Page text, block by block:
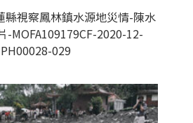
縣視察鳳林鎮水源地災情-陳水
-MOFA109179CF-2020-12-
PH00028-029